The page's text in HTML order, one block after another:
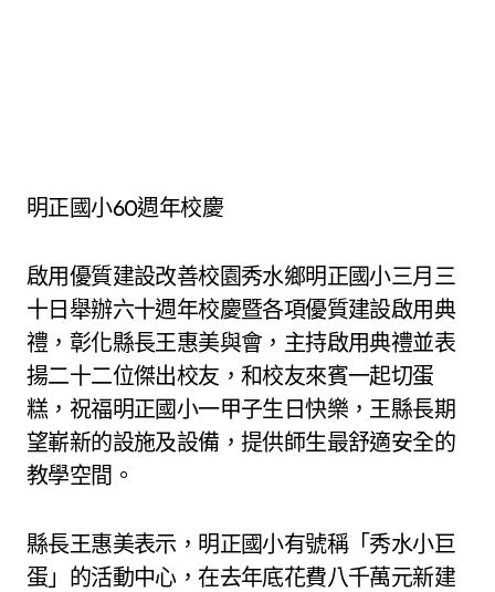
明正國小60週年校慶
啟用優質建設改善校園秀水鄉明正國小三月三
十日舉辦六十週年校慶暨各項優質建設啟用典
禮，彰化縣長王惠美與會，主持啟用典禮並表
揚二十二位傑出校友，和校友來賓一起切蛋
糕，祝福明正國小一甲子生日快樂，王縣長期
望嶄新的設施及設備，提供師生最舒適安全的
教學空間。
縣長王惠美表示，明正國小有號稱「秀水小巨
蛋」的活動中心，在去年底花費八千萬元新建